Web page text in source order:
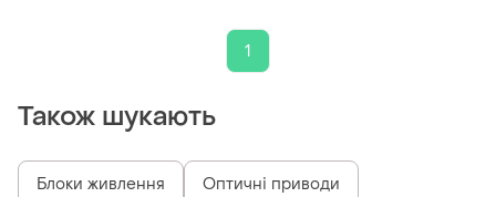
1
Також шукають
Блоки живлення Оптичні приводи